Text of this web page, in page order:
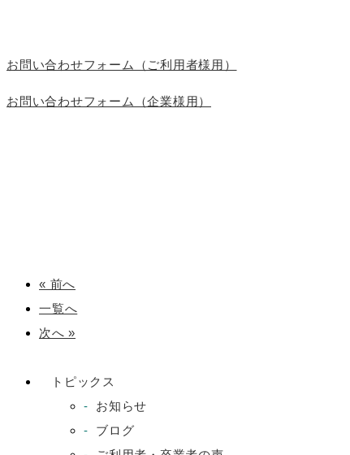
お問い合わせフォーム（ご利用者様用）
お問い合わせフォーム（企業様用）
« 前へ
一覧へ
次へ »
トピックス
お知らせ
ブログ